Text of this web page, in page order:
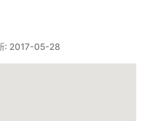
: 2017-05-28